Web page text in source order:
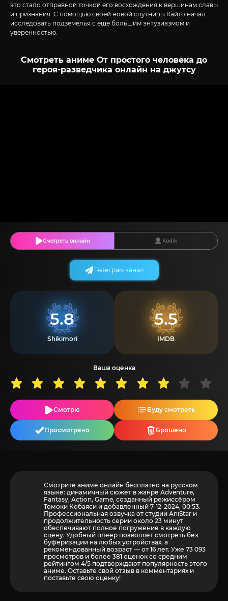
это стало отправной точкой его восхождения к вершинам славы
и признания. С помощью своей новой спутницы Кайто начал
исследовать подземелья с еще большим энтузиазмом и
уверенностью.
Смотреть аниме От простого человека до
героя-разведчика онлайн на джутсу
Смотреть онлайн Kodik
5.8
Shikimori
5.5
IMDB
Ваша оценка
Смотрю Буду смотреть
Просмотрено Брошено
Телеграм канал
Смотрите аниме онлайн бесплатно на русском
языке: динамичный сюжет в жанре Adventure,
Fantasy, Action, Game, созданный режиссёром
Томоки Кобаяси и добавленный 7-12-2024, 00:53.
Профессиональная озвучка от студии AniStar и
продолжительность серии около 23 минут
обеспечивают полное погружение в каждую
сцену. Удобный плеер позволяет смотреть без
буферизации на любых устройствах, а
рекомендованный возраст — от 16 лет. Уже 73 093
просмотров и более 381 оценок со средним
рейтингом 4/5 подтверждают популярность этого
аниме. Оставьте свой отзыв в комментариях и
поставьте свою оценку!